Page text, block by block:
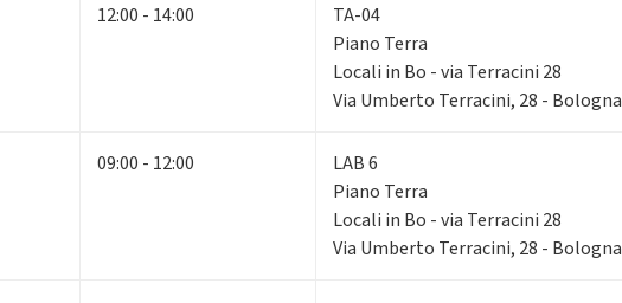
12:00 - 14:00
TA-04
Piano Terra
Locali in Bo - via Terracini 28
Via Umberto Terracini, 28 - Bologna
09:00 - 12:00
LAB 6
Piano Terra
Locali in Bo - via Terracini 28
Via Umberto Terracini, 28 - Bologna